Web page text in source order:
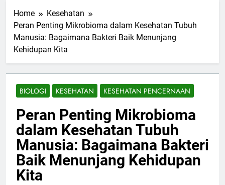
Home
Kesehatan
Peran Penting Mikrobioma dalam Kesehatan Tubuh
Manusia: Bagaimana Bakteri Baik Menunjang
Kehidupan Kita
BIOLOGI KESEHATAN KESEHATAN PENCERNAAN
Peran Penting Mikrobioma
dalam Kesehatan Tubuh
Manusia: Bagaimana Bakteri
Baik Menunjang Kehidupan
Kita